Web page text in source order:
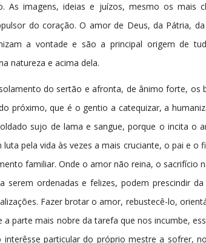
As imagens, ideias e juízos, mesmo os mais
do coração. O amor de Deus, da Pátria,
a vontade e são a principal origem de
natureza e acima dela.
do sertão e afronta, de ânimo forte, os
próximo, que é o gentio a catequizar, a
sujo de lama e sangue, porque o incita o
pela vida às vezes a mais cruciante, o pai e o
familiar. Onde o amor não reina, o sacrifício
serem ordenadas e felizes, podem prescindir
Fazer brotar o amor, rebustecê-lo,
a parte mais nobre da tarefa que nos incumbe,
particular do próprio mestre a sofrer,